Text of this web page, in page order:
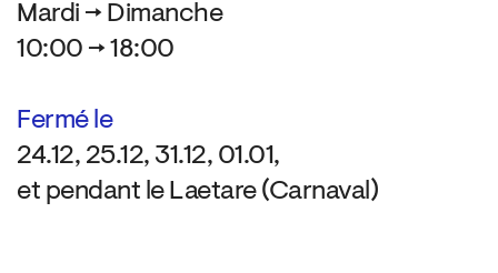
Mardi → Dimanche
10:00 → 18:00
Fermé le
24.12, 25.12, 31.12, 01.01,
et pendant le Laetare (Carnaval)